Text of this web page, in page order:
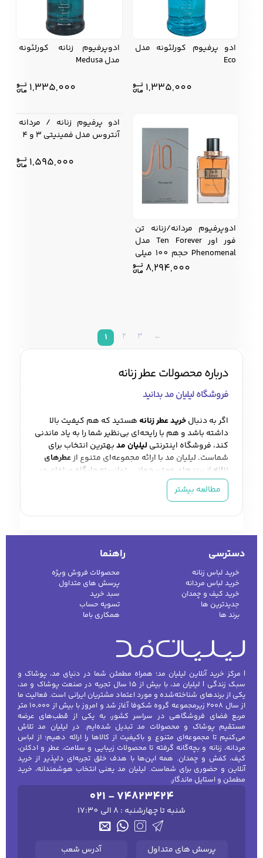
ادو پرفیوم کورلئونه مدل
Eco
1,335,000
ادوپرفیوم زنانه کورلئونه
مدل Medusa
1,335,000
ادوپرفیوم مردانه/زنانه تن
فور اور Ten Forever مدل
Phenomenal حجم 100 میلی
8,294,000
ادو پرفیوم زنانه / مردانه
آنتروس مدل فمینیتی 3 و 4
1,595,000
1 2 3 ←
درباره محصولات عطر زنانه
فروشگاه لیلیان مد بدانید
اگر به دنبالخرید عطر زنانه هستید که هم کیفیت بالا
داشته باشد و هم با رایحه‌ای بی‌نظیر شما را به یاد ماندنی
کند، فروشگاه اینترنتی لیلیان مدبهترین انتخاب برای
شماست. لیلیان مد با ارائه مجموعه‌ای متنوع ازعطرهای
زنانه از برندهای معتبر جهانی، توانسته جایگاه ویژه‌ای در
بین علاقه‌مندان به دنیای عطر و ادکلن به دست آورد. یکی
از ویژگی‌های منحصربه‌فرد لیلیان مد، تنوع بالای
گرم و چوبی، در این فروشگاه هر زنی می‌تواند عطر
موردعلاقه خود را پیدا کند. همچنین، امکان مقایسه
کمک می‌کند بهترین تصمیم را برایخرید عطر زنانه
بگیرید. در بخش
عطرهای زنانه لیلیان مد، برندهایی مانند
ویوا، تن فور اور
جایگاه ویژه‌ای دارند. تمامی
محصولات با تضمین اصالت و بهترین قیمت عرضه
می‌شوند. علاوه بر این، ارسال سریع و بسته‌بندی حرفه‌ای
از دیگر مزایای خرید از لیلیان مد است. اگر به دنبال یک
رایحه‌ای دلنشین جذاب‌تر از همیشه ظاهر شوید، همین
حالا به فروشگاه اینترنتی لیلیان مد سر بزنید و از مجموعه
فوق‌العاده
عطرهای زنانه
دیدن کنید. با لیلیان مد،
تجربه‌ای لذت‌بخش از خرید اینترنتی را تجربه کنید! کلمات
کلیدی: عطر زنانه، خرید عطر زنانه.
مطالعه بیشتر
دسترسی
خرید لباس زنانه
خرید لباس مردانه
خرید کیف و چمدان
جدیدترین ها
برند ها
راهنما
محصولات فروش ویژه
پرسش های متداول
سبد خرید
تسویه حساب
همکاری باما
| مرکز خرید آنلاین لیلیان مد؛ همراه مطمئن شما در دنیای مد، پوشاک و
سبک زندگی | لیلیان مد، با بیش از ۱۵ سال تجربه در صنعت پوشاک و مد،
یکی از برندهای شناخته‌شده و مورد اعتماد مشتریان ایرانی است. فعالیت ما
از سال ۲۰۰۸ زیرمجموعه گروه شکوفا آغاز شد و امروز با بیش از ۱۰٬۰۰۰ متر
مربع فضای فروشگاهی در سراسر کشور، به یکی از قطب‌های عرضه
مستقیم پوشاک و محصولات مد تبدیل شده‌ایم. در لیلیان مد تلاش
می‌کنیم تا مجموعه‌ای متنوع و باکیفیت از کالاها را ارائه دهیم؛ از لباس
مردانه، زنانه و بچه‌گانه گرفته تا محصولات زیبایی و سلامت، عطر و ادکلن،
کیف، کفش و چمدان. همه این‌ها با هدف خلق تجربه‌ای دلپذیر از خرید
آنلاین و حضوری برای شماست. لیلیان مد یعنی انتخاب هوشمندانه، خرید
مطمئن و استایل ماندگار.
021 - 74823424
شنبه تا چهارشنبه : 8 الی 17:30
پرسش های متداول آدرس شعب